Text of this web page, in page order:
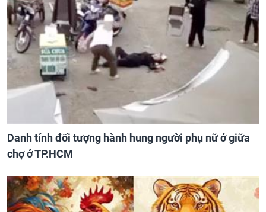
Danh tính đối tượng hành hung người phụ nữ ở giữa
chợ ở TP.HCM